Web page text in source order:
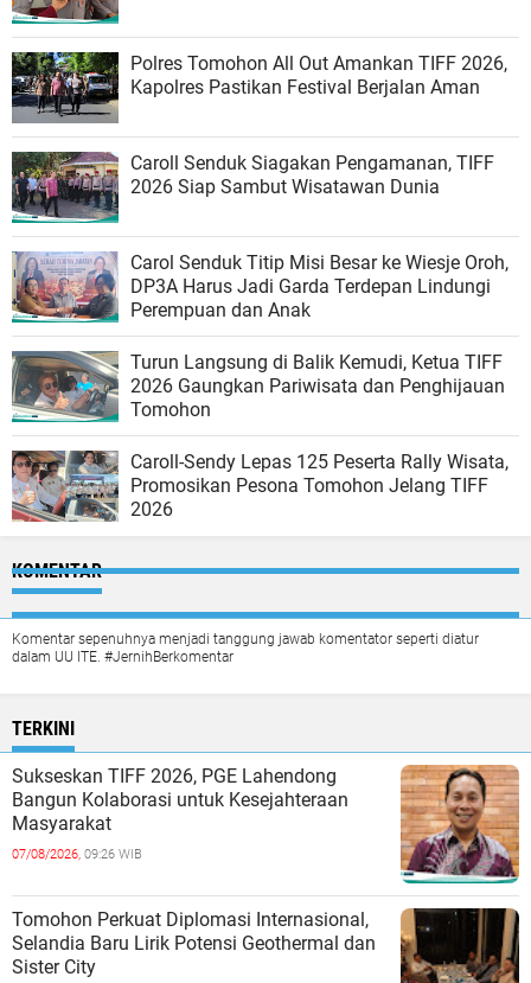
Polres Tomohon All Out Amankan TIFF 2026,
Kapolres Pastikan Festival Berjalan Aman
Caroll Senduk Siagakan Pengamanan, TIFF
2026 Siap Sambut Wisatawan Dunia
Carol Senduk Titip Misi Besar ke Wiesje Oroh,
DP3A Harus Jadi Garda Terdepan Lindungi
Perempuan dan Anak
Turun Langsung di Balik Kemudi, Ketua TIFF
2026 Gaungkan Pariwisata dan Penghijauan
Tomohon
Caroll-Sendy Lepas 125 Peserta Rally Wisata,
Promosikan Pesona Tomohon Jelang TIFF
2026
KOMENTAR
Komentar sepenuhnya menjadi tanggung jawab komentator seperti diatur
dalam UU ITE. #JernihBerkomentar
TERKINI
Sukseskan TIFF 2026, PGE Lahendong
Bangun Kolaborasi untuk Kesejahteraan
Masyarakat
07/08/2026, 09:26 WIB
Tomohon Perkuat Diplomasi Internasional,
Selandia Baru Lirik Potensi Geothermal dan
Sister City